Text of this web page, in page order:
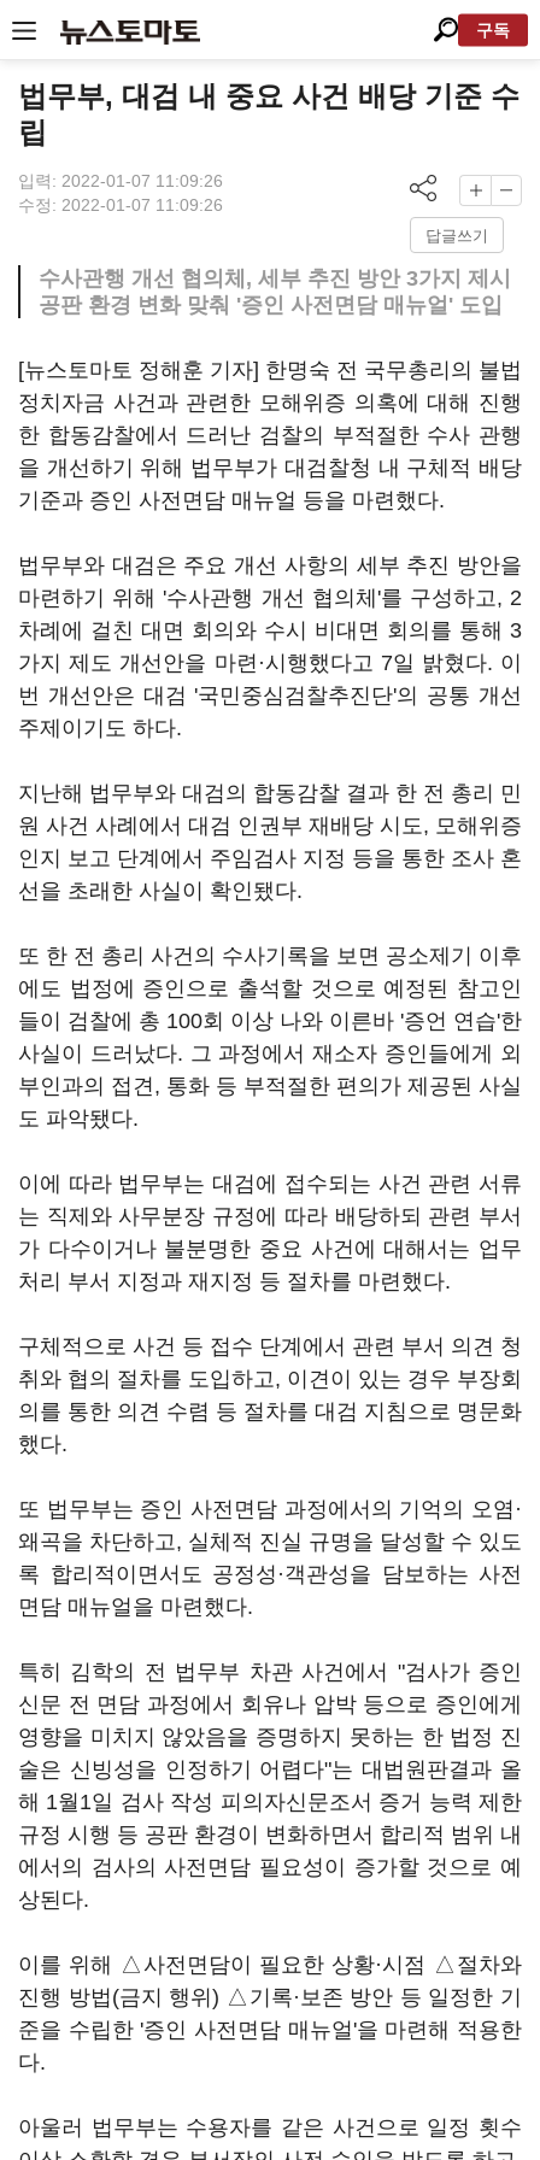
구독
법무부, 대검 내 중요 사건 배당 기준 수
립
입력: 2022-01-07 11:09:26
수정: 2022-01-07 11:09:26
답글쓰기
수사관행 개선 협의체, 세부 추진 방안 3가지 제시
공판 환경 변화 맞춰 '증인 사전면담 매뉴얼' 도입
[뉴스토마토 정해훈 기자] 한명숙 전 국무총리의 불법
정치자금 사건과 관련한 모해위증 의혹에 대해 진행
한 합동감찰에서 드러난 검찰의 부적절한 수사 관행
을 개선하기 위해 법무부가 대검찰청 내 구체적 배당
기준과 증인 사전면담 매뉴얼 등을 마련했다.
법무부와 대검은 주요 개선 사항의 세부 추진 방안을
마련하기 위해 '수사관행 개선 협의체'를 구성하고, 2
차례에 걸친 대면 회의와 수시 비대면 회의를 통해 3
가지 제도 개선안을 마련·시행했다고 7일 밝혔다. 이
번 개선안은 대검 '국민중심검찰추진단'의 공통 개선
주제이기도 하다.
지난해 법무부와 대검의 합동감찰 결과 한 전 총리 민
원 사건 사례에서 대검 인권부 재배당 시도, 모해위증
인지 보고 단계에서 주임검사 지정 등을 통한 조사 혼
선을 초래한 사실이 확인됐다.
또 한 전 총리 사건의 수사기록을 보면 공소제기 이후
에도 법정에 증인으로 출석할 것으로 예정된 참고인
들이 검찰에 총 100회 이상 나와 이른바 '증언 연습'한
사실이 드러났다. 그 과정에서 재소자 증인들에게 외
부인과의 접견, 통화 등 부적절한 편의가 제공된 사실
도 파악됐다.
이에 따라 법무부는 대검에 접수되는 사건 관련 서류
는 직제와 사무분장 규정에 따라 배당하되 관련 부서
가 다수이거나 불분명한 중요 사건에 대해서는 업무
처리 부서 지정과 재지정 등 절차를 마련했다.
구체적으로 사건 등 접수 단계에서 관련 부서 의견 청
취와 협의 절차를 도입하고, 이견이 있는 경우 부장회
의를 통한 의견 수렴 등 절차를 대검 지침으로 명문화
했다.
또 법무부는 증인 사전면담 과정에서의 기억의 오염·
왜곡을 차단하고, 실체적 진실 규명을 달성할 수 있도
록 합리적이면서도 공정성·객관성을 담보하는 사전
면담 매뉴얼을 마련했다.
특히 김학의 전 법무부 차관 사건에서 "검사가 증인
신문 전 면담 과정에서 회유나 압박 등으로 증인에게
영향을 미치지 않았음을 증명하지 못하는 한 법정 진
술은 신빙성을 인정하기 어렵다"는 대법원판결과 올
해 1월1일 검사 작성 피의자신문조서 증거 능력 제한
규정 시행 등 공판 환경이 변화하면서 합리적 범위 내
에서의 검사의 사전면담 필요성이 증가할 것으로 예
상된다.
이를 위해 △사전면담이 필요한 상황·시점 △절차와
진행 방법(금지 행위) △기록·보존 방안 등 일정한 기
준을 수립한 '증인 사전면담 매뉴얼'을 마련해 적용한
다.
아울러 법무부는 수용자를 같은 사건으로 일정 횟수